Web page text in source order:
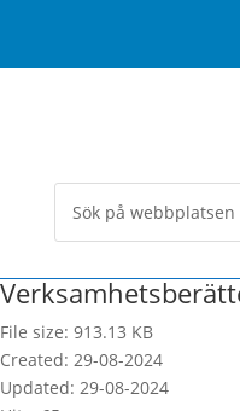
File size: 913.13 KB
Created: 29-08-2024
Updated: 29-08-2024